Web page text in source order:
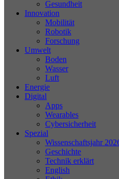
Gesundheit
Innovation
Mobilität
Robotik
Forschung
Umwelt
Boden
Wasser
Luft
Energie
Digital
Apps
Wearables
Cybersicherheit
Spezial
Wissenschaftsjahr
Geschichte
Technik erklärt
English